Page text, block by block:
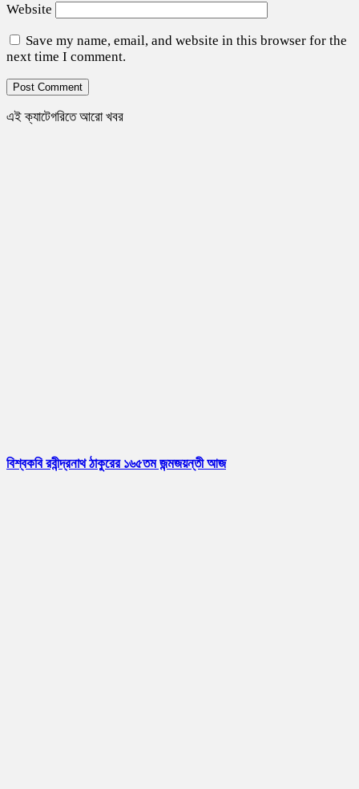
Website
Save my name, email, and website in this browser for the
next time I comment.
এই ক্যাটেগরিতে আরো খবর
বিশ্বকবি রবীন্দ্রনাথ ঠাকুরের ১৬৫তম জন্মজয়ন্তী আজ